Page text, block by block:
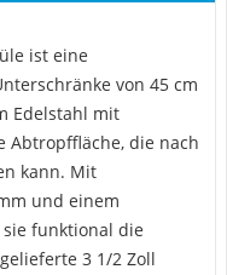
ist eine
von 45 cm
Edelstahl mit
Abtropffläche, die nach
kann. Mit
und einem
funktional die
3 1/2 Zoll